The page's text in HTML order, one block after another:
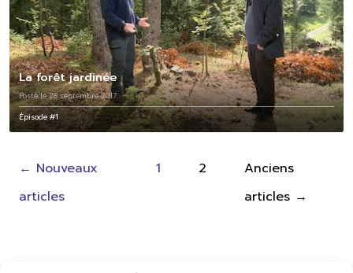
La forêt jardinée
Posté le 28 septembre 2017
Épisode #1
Pagination
des
← Nouveaux
articles
1 2
Anciens
articles →